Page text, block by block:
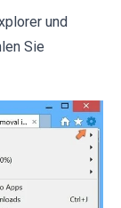
und
Sie